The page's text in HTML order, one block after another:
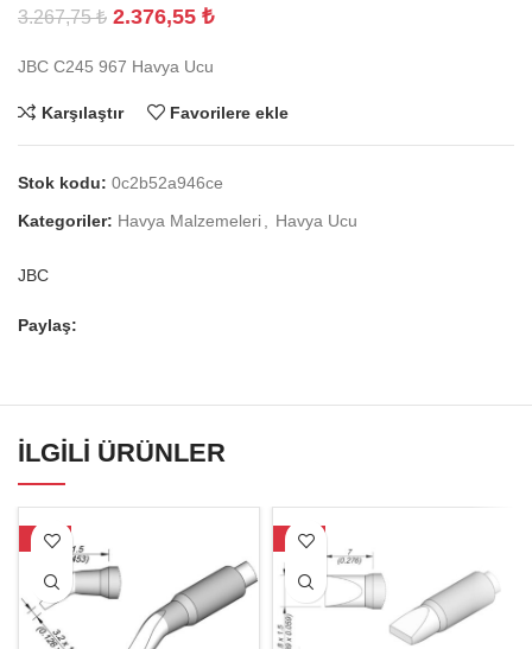
3.267,75₺ 2.376,55 ₺
JBC C245 967 Havya Ucu
Karşılaştır Favorilere ekle
Stok kodu: 0c2b52a946ce
Kategoriler: Havya Malzemeleri Havya Ucu
JBC
Paylaş:
İLGILI ÜRÜNLER
-26% -27%